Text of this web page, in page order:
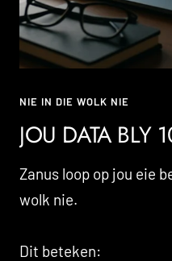
NIE IN DIE WOLK NIE
JOU DATA BLY
Zanus loop op jou eie
wolk nie.
Dit beteken: